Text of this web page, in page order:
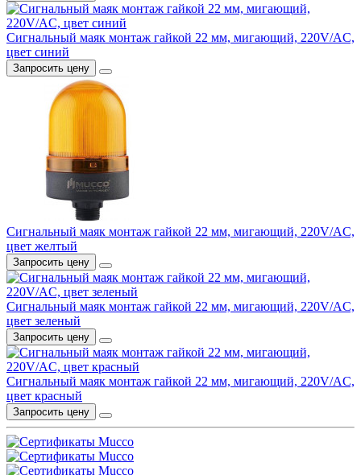
Сигнальный маяк монтаж гайкой 22 мм, мигающий, 220V/AC,
цвет синий
Запросить цену
Сигнальный маяк монтаж гайкой 22 мм, мигающий, 220V/AC,
цвет желтый
Запросить цену
Сигнальный маяк монтаж гайкой 22 мм, мигающий, 220V/AC,
цвет зеленый
Запросить цену
Сигнальный маяк монтаж гайкой 22 мм, мигающий, 220V/AC,
цвет красный
Запросить цену